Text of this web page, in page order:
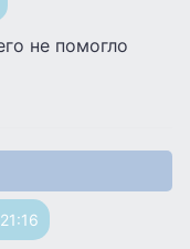
не помогло